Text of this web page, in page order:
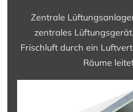
Zentrale
zentrales
Frischluft durch ein
Räume